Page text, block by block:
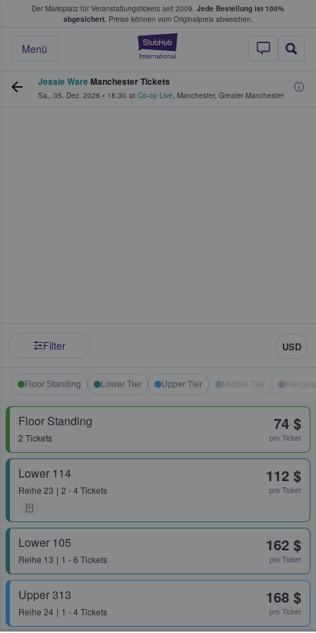
Der Marktplatz für Veranstaltungstickets seit 2009. Jede Bestellung ist 100%
abgesichert. Preise können vom Originalpreis abweichen.
StubHub - Wo
Menü
Tickets kaufen & verkaufen
Jessie WareManchester Tickets
Sa., 05. Dez. 2026 • 18:30 at Co-op Live, Manchester, Greater Manchester
Filter USD
Floor Standing Lower Tier Upper Tier Middle Tier
Floor Standing
2 Tickets
74 $
pro Ticket
Lower 114
Reihe 23 2 - 4 Tickets
112 $
pro Ticket
Lower 105
Reihe 13 1 - 6 Tickets
162 $
pro Ticket
Upper 313
Reihe 24 1 - 4 Tickets
168 $
pro Ticket